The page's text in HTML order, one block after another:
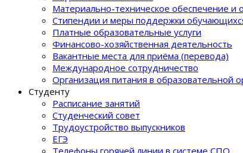
Материально-техническое обеспечение и
Стипендии и меры поддержки
Платные образовательные услуги
Финансово-хозяйственная деятельность
Вакантные места для приёма (перевода)
Международное сотрудничество
Организация питания в образовательной
Студенту
Расписание занятий
Студенческий совет
Трудоустройство выпускников
ЕГЭ
Телефоны горячей линии в системе СПО